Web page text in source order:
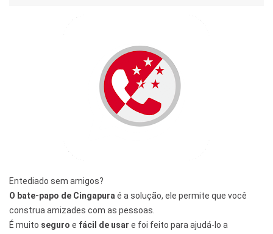
Entediado sem amigos?
O bate-papo de Cingapura é a solução, ele permite que você
construa amizades com as pessoas.
É muito seguro e fácil de usar e foi feito para ajudá-lo a